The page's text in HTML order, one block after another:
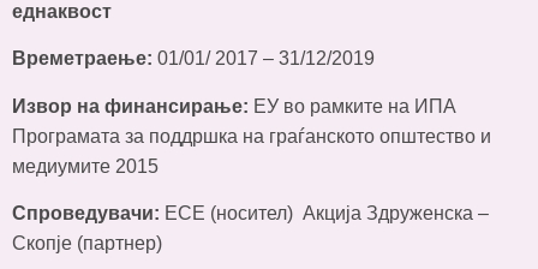
еднаквост
Времетраење: 01/01/ 2017 – 31/12/2019
Извор на финансирање: ЕУ во рамките на ИПА
Програмата за поддршка на граѓанското општество и
медиумите 2015
Спроведувачи: ЕСЕ (носител) Акција Здруженска –
Скопје (партнер)